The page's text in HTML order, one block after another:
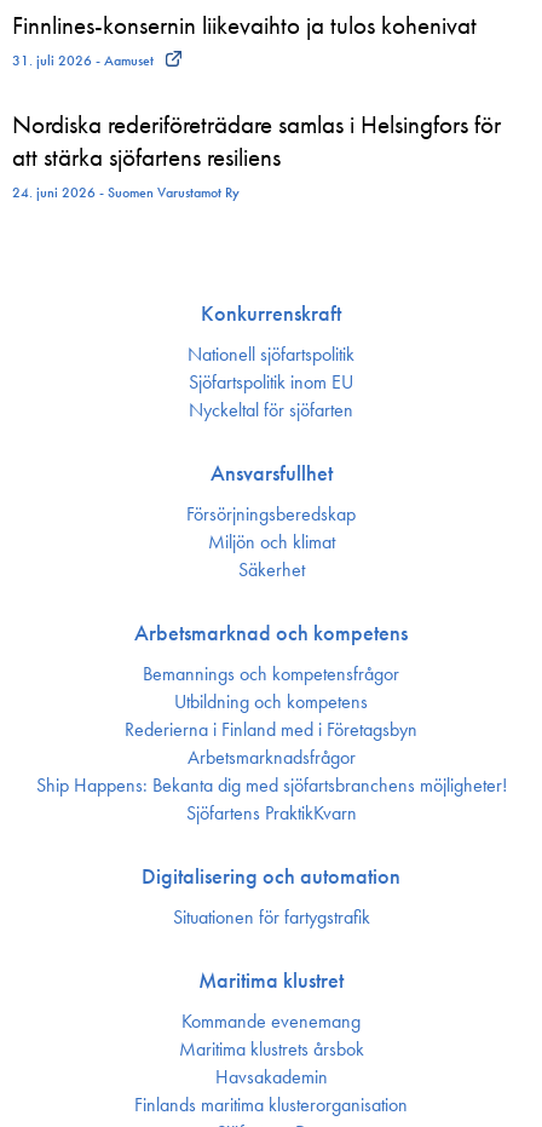
Finnlines-konsernin liikevaihto ja tulos kohenivat
31. juli 2026 - Aamuset
Nordiska rederiföreträdare samlas i Helsingfors för
att stärka sjöfartens resiliens
24. juni 2026 - Suomen Varustamot Ry
Konkurrenskraft
Nationell sjöfartspolitik
Sjöfarts­politik inom EU
Nyckeltal för sjöfarten
Ansvarsfullhet
Försörjnings­beredskap
Miljön och klimat
Säkerhet
Arbetsmarknad och kompetens
Bemannings och kompetens­frågor
Utbildning och kompetens
Rederierna i Finland med i Företagsbyn
Arbetsmarknadsfrågor
Ship Happens: Bekanta dig med sjöfartsbranchens möjligheter!
Sjöfartens PraktikKvarn
Digitalisering och automation
Situationen för fartygstrafik
Maritima klustret
Kommande evenemang
Maritima klustrets årsbok
Havsakademin
Finlands maritima kluster­organisation